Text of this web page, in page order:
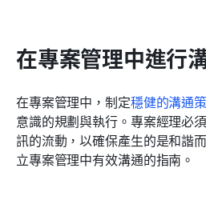
在專案管理中進行
在專案管理中，制定穩健的溝通
意識的規劃與執行。專案經理必
訊的流動，以確保產生的是和諧
立專案管理中有效溝通的指南。